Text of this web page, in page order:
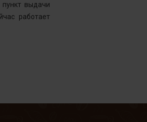
выдачи
работает